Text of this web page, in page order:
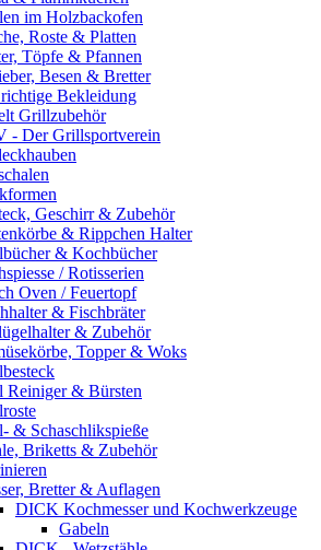
im Holzbackofen
Roste & Platten
Töpfe & Pfannen
Besen & Bretter
Bekleidung
Grillzubehör
- Der Grillsportverein
Geschirr & Zubehör
& Rippchen Halter
& Kochbücher
/ Rotisserien
Oven / Feuertopf
& Fischbräter
& Zubehör
Topper & Woks
Reiniger & Bürsten
& Schaschlikspieße
Briketts & Zubehör
Bretter & Auflagen
DICK Kochmesser und Kochwerkzeuge
Gabeln